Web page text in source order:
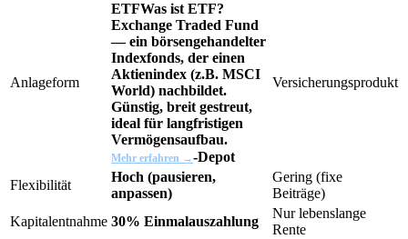
Anlageform
ETFWas ist ETF?
Exchange Traded Fund
— ein börsengehandelter
Indexfonds, der einen
Aktienindex (z.B. MSCI
World) nachbildet.
Günstig, breit gestreut,
ideal für langfristigen
Vermögensaufbau.
Mehr erfahren →-Depot
Versicherungsprodukt
Flexibilität
Hoch (pausieren,
anpassen)
Gering (fixe
Beiträge)
Kapitalentnahme 30% Einmalauszahlung
Nur lebenslange
Rente